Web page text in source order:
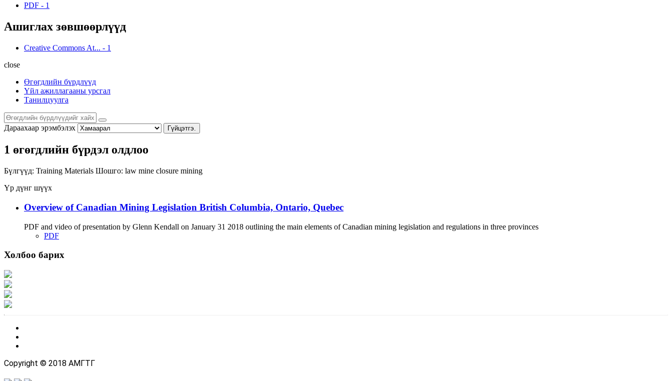
PDF - 1
Ашиглах зөвшөөрлүүд
Creative Commons At... - 1
close
Өгөгдлийн бүрдлүүд
Үйл ажиллагааны урсгал
Танилцуулга
Дараахаар эрэмбэлэх Гүйцэтгэ.
1 өгөгдлийн бүрдэл олдлоо
Бүлгүүд: Training Materials Шошго: law mine closure mining
Үр дүнг шүүх
Overview of Canadian Mining Legislation British Columbia, Ontario, Quebec
PDF and video of presentation by Glenn Kendall on January 31 2018 outlining the main elements of Canadian mining legislation and regulations in three provinces
PDF
Холбоо барих
Copyright © 2018 АМГТГ